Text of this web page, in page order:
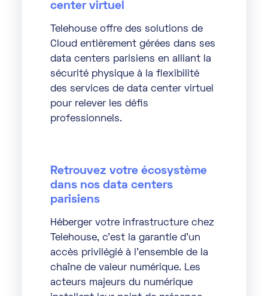
center virtuel
Telehouse offre des solutions de
Cloud entièrement gérées dans ses
data centers parisiens en alliant la
sécurité physique à la flexibilité
des services de data center virtuel
pour relever les défis
professionnels.
Retrouvez votre écosystème
dans nos data centers
parisiens
Héberger votre infrastructure chez
Telehouse, c’est la garantie d’un
accès privilégié à l’ensemble de la
chaîne de valeur numérique. Les
acteurs majeurs du numérique